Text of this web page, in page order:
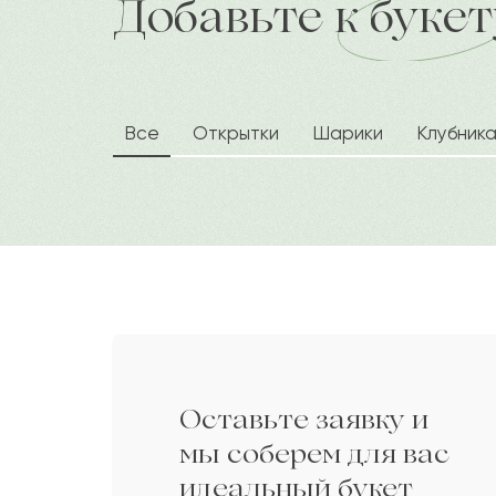
доставка по городу в течение
Памфил
Добавьте к
Все Открытки Шарики
Оставьте заявку и
мы соберем для вас